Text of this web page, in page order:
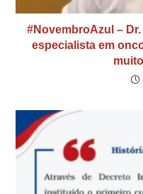
#NovembroAzul –
especialista em